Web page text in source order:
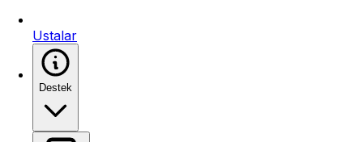
Ustalar
Destek